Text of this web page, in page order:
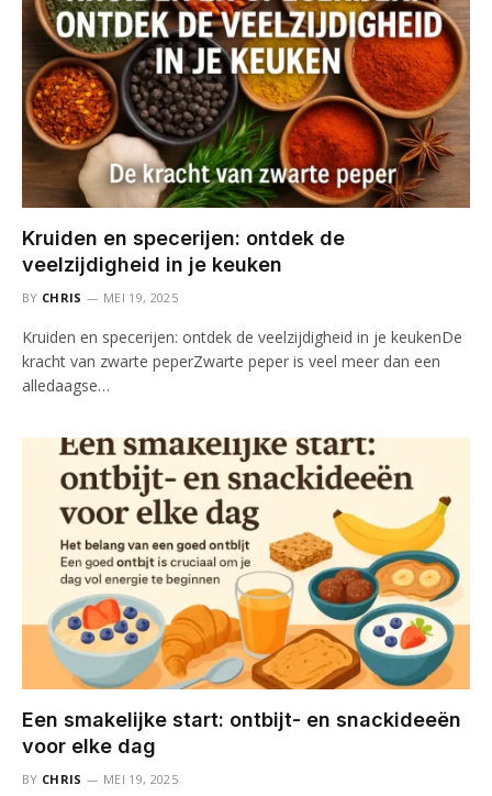
Kruiden en specerijen: ontdek de
veelzijdigheid in je keuken
BY CHRIS MEI 19, 2025
Kruiden en specerijen: ontdek de veelzijdigheid in je keukenDe
kracht van zwarte peperZwarte peper is veel meer dan een
alledaagse…
Een smakelijke start: ontbijt- en snackideeën
voor elke dag
BY CHRIS MEI 19, 2025